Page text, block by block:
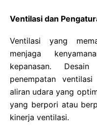
Ventilasi dan
Ventilasi yang
menjaga
kepanasan.
penempatan
aliran udara yang
yang berpori atau
kinerja ventilasi.